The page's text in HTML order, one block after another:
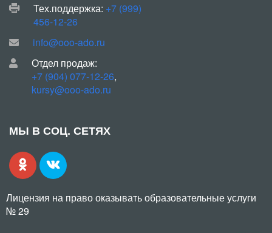
Тех.поддержка: +7 (999)
456-12-26
info@ooo-ado.ru
Отдел продаж:
+7 (904) 077-12-26,
kursy@ooo-ado.ru
МЫ В СОЦ. СЕТЯХ
Лицензия на право оказывать образовательные услуги
№ 29